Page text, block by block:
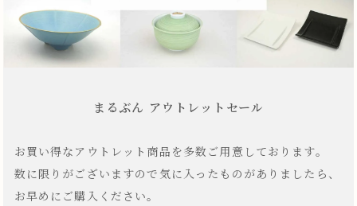
まるぶん アウトレットセール
お買い得なアウトレット商品を多数ご用意しております。
数に限りがございますので気に入ったものがありましたら、
お早めにご購入ください。